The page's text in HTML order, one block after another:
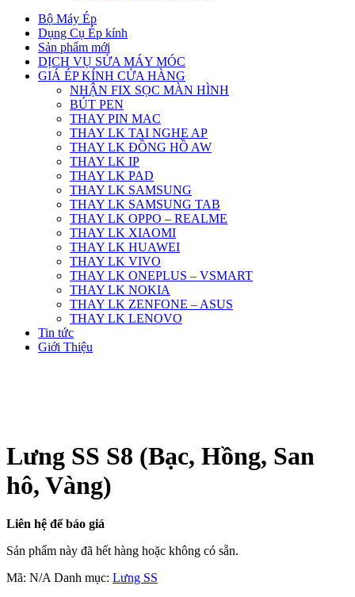
Bộ Máy Ép
Dụng Cụ Ép kính
Sản phẩm mới
DỊCH VỤ SỬA MÁY MÓC
GIÁ ÉP KÍNH CỬA HÀNG
NHẬN FIX SỌC MÀN HÌNH
BÚT PEN
THAY PIN MAC
THAY LK TAI NGHE AP
THAY LK ĐỒNG HỒ AW
THAY LK IP
THAY LK PAD
THAY LK SAMSUNG
THAY LK SAMSUNG TAB
THAY LK OPPO – REALME
THAY LK XIAOMI
THAY LK HUAWEI
THAY LK VIVO
THAY LK ONEPLUS – VSMART
THAY LK NOKIA
THAY LK ZENFONE – ASUS
THAY LK LENOVO
Tin tức
Giới Thiệu
Lưng SS S8 (Bạc, Hồng, San
hô, Vàng)
Liên hệ để báo giá
Sản phẩm này đã hết hàng hoặc không có sẵn.
Mã: N/A Danh mục: Lưng SS